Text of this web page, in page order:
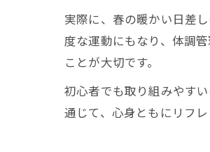
実際に、春の暖かい日差
度な運動にもなり、体調
ことが大切です。
初心者でも取り組みやす
通じて、心身ともにリフ